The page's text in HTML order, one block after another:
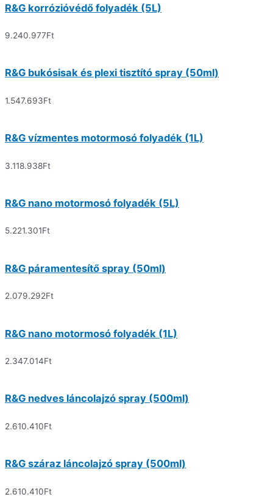
R&G korrózióvédő folyadék (5L)
9.240.977Ft
R&G bukósisak és plexi tisztító spray (50ml)
1.547.693Ft
R&G vízmentes motormosó folyadék (1L)
3.118.938Ft
R&G nano motormosó folyadék (5L)
5.221.301Ft
R&G páramentesítő spray (50ml)
2.079.292Ft
R&G nano motormosó folyadék (1L)
2.347.014Ft
R&G nedves láncolajzó spray (500ml)
2.610.410Ft
R&G száraz láncolajzó spray (500ml)
2.610.410Ft